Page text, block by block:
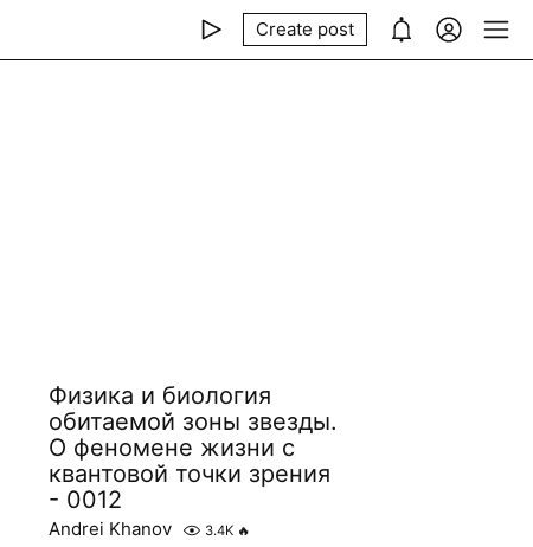
Create post
Физика и биология
обитаемой зоны звезды.
О феномене жизни с
квантовой точки зрения
- 0012
Andrei Khanov 3.4K 🔥